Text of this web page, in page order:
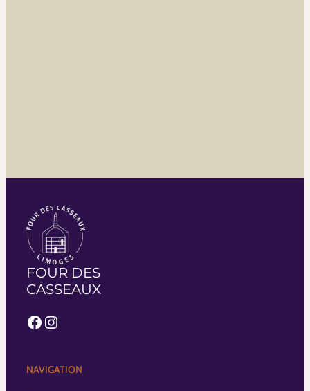
FOUR DES
CASSEAUX
Facebook
Instagram
NAVIGATION